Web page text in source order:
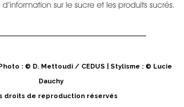
: © D. Mettoudi / CEDUS | Stylisme : © Lucie
Dauchy
droits de reproduction réservés